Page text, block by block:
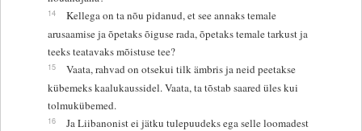
14
Kellega on ta nõu pidanud, et see annaks temale
arusaamise ja õpetaks õiguse rada, õpetaks temale tarkust ja
teeks teatavaks mõistuse tee?
15
Vaata, rahvad on otsekui tilk ämbris ja neid peetakse
kübemeks kaalukaussidel. Vaata, ta tõstab saared üles kui
tolmukübemed.
16
Ja Liibanonist ei jätku tulepuudeks ega selle loomadest